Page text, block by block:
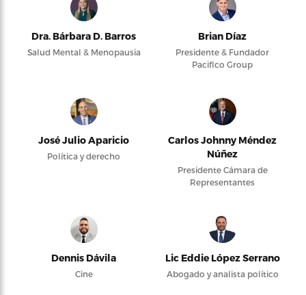
Dra. Bárbara D. Barros
Salud Mental & Menopausia
Brian Díaz
Presidente & Fundador
Pacifico Group
José Julio Aparicio
Política y derecho
Carlos Johnny Méndez
Núñez
Presidente Cámara de
Representantes
Dennis Dávila
Cine
Lic Eddie López Serrano
Abogado y analista político